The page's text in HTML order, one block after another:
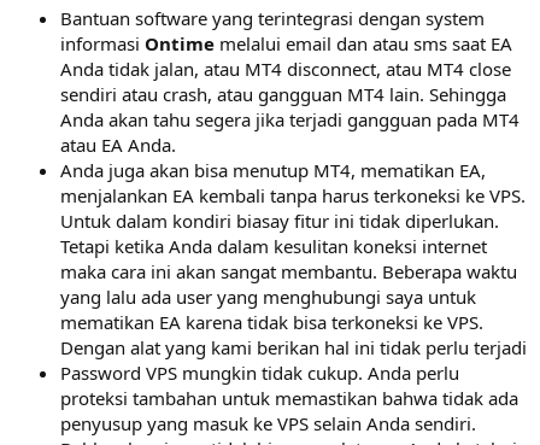
Bantuan software yang terintegrasi dengan system
informasi Ontime melalui email dan atau sms saat EA
Anda tidak jalan, atau MT4 disconnect, atau MT4 close
sendiri atau crash, atau gangguan MT4 lain. Sehingga
Anda akan tahu segera jika terjadi gangguan pada MT4
atau EA Anda.
Anda juga akan bisa menutup MT4, mematikan EA,
menjalankan EA kembali tanpa harus terkoneksi ke VPS.
Untuk dalam kondiri biasay fitur ini tidak diperlukan.
Tetapi ketika Anda dalam kesulitan koneksi internet
maka cara ini akan sangat membantu. Beberapa waktu
yang lalu ada user yang menghubungi saya untuk
mematikan EA karena tidak bisa terkoneksi ke VPS.
Dengan alat yang kami berikan hal ini tidak perlu terjadi
Password VPS mungkin tidak cukup. Anda perlu
proteksi tambahan untuk memastikan bahwa tidak ada
penyusup yang masuk ke VPS selain Anda sendiri.